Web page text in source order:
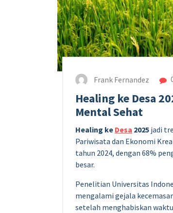
Frank Fernandez
Healing ke Desa
Mental Sehat
Healing ke Desa 2025 jadi
Pariwisata dan Ekonomi
tahun 2024, dengan 68%
besar.
Penelitian Universitas
mengalami gejala
setelah menghabiskan